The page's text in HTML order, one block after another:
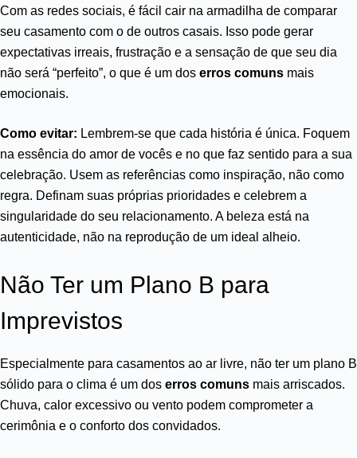
Com as redes sociais, é fácil cair na armadilha de comparar
seu casamento com o de outros casais. Isso pode gerar
expectativas irreais, frustração e a sensação de que seu dia
não será “perfeito”, o que é um dos erros comuns mais
emocionais.
Como evitar: Lembrem-se que cada história é única. Foquem
na essência do amor de vocês e no que faz sentido para a sua
celebração. Usem as referências como inspiração, não como
regra. Definam suas próprias prioridades e celebrem a
singularidade do seu relacionamento. A beleza está na
autenticidade, não na reprodução de um ideal alheio.
Não Ter um Plano B para
Imprevistos
Especialmente para casamentos ao ar livre, não ter um plano B
sólido para o clima é um dos erros comuns mais arriscados.
Chuva, calor excessivo ou vento podem comprometer a
cerimônia e o conforto dos convidados.